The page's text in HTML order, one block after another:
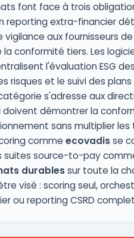
font face à trois
reporting extra-financier
aux fournisseurs
la conformité tiers. Les
l'évaluation ESG
risques et le suivi des
s'adresse aux
doivent démontrer la
sans multiplier les
comme ecovadisse
suites source-to-pay
durablessur toute la
visé : scoring seul,
ou reporting CSRD